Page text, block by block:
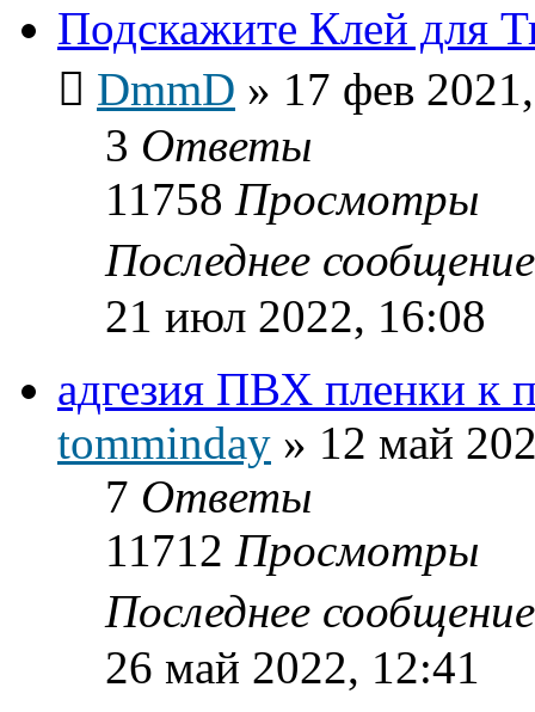
Подскажите Клей для
DmmD » 17 фев
3 Ответы
11758 Просмотры
Последнее
21 июл 2022, 16:08
адгезия ПВХ пленки к
tomminday » 12 май
7 Ответы
11712 Просмотры
Последнее
26 май 2022, 12:41